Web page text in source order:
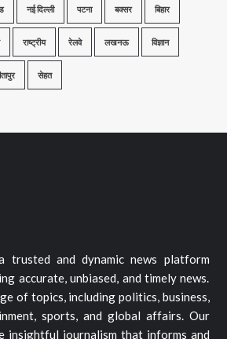
नई दिल्ली पटना बक्सर बिहार
राष्ट्रीय रेलवे लखनऊ विज्ञान
सेहत
trusted and dynamic news platform
accurate, unbiased, and timely news.
of topics, including politics, business,
sports, and global affairs. Our
insightful journalism that informs and